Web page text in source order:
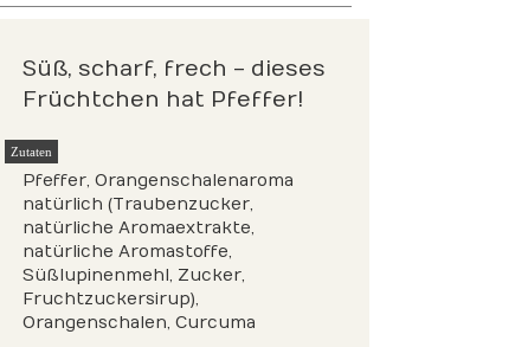
Süß, scharf, frech - dieses
Früchtchen hat Pfeffer!
Zutaten
Pfeffer, Orangenschalenaroma
natürlich (Traubenzucker,
natürliche Aromaextrakte,
natürliche Aromastoffe,
Süßlupinenmehl, Zucker,
Fruchtzuckersirup),
Orangenschalen, Curcuma